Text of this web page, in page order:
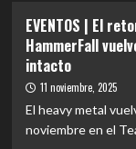
|
Poder
chileno
para
noche
histórica:
EVENTOS | El
HammerFall
intacto
11 noviembre, 2025
El heavy metal
noviembre en el